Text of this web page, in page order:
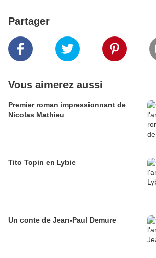
Partager
Vous aimerez aussi
Premier roman impressionnant de
Nicolas Mathieu
Tito Topin en Lybie
Un conte de Jean-Paul Demure